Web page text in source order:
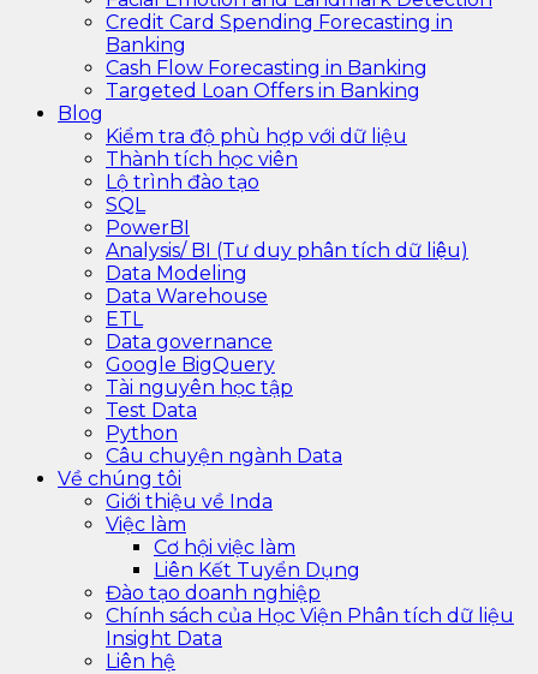
Credit Card Spending Forecasting in
Banking
Cash Flow Forecasting in Banking
Targeted Loan Offers in Banking
Blog
Kiểm tra độ phù hợp với dữ liệu
Thành tích học viên
Lộ trình đào tạo
SQL
PowerBI
Analysis/ BI (Tư duy phân tích dữ liệu)
Data Modeling
Data Warehouse
ETL
Data governance
Google BigQuery
Tài nguyên học tập
Test Data
Python
Câu chuyện ngành Data
Về chúng tôi
Giới thiệu về Inda
Việc làm
Cơ hội việc làm
Liên Kết Tuyển Dụng
Đào tạo doanh nghiệp
Chính sách của Học Viện Phân tích dữ liệu
Insight Data
Liên hệ